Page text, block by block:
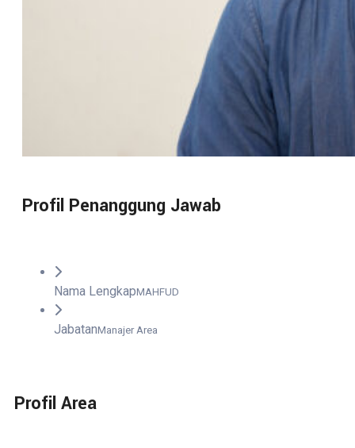
Profil Penanggung Jawab
Nama LengkapMAHFUD
JabatanManajer Area
Profil Area